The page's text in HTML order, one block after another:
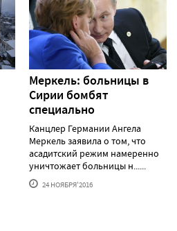
Меркель: больницы в
Сирии бомбят
специально
Канцлер Германии Ангела
Меркель заявила о том, что
асадитский режим намеренно
уничтожает больницы н......
24 НОЯБРЯ'2016